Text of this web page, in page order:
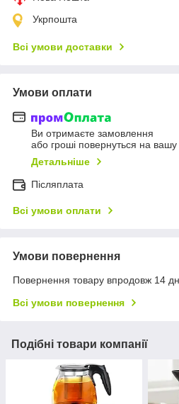
Укрпошта
Всі умови доставки
Умови оплати
Ви отримаєте замовлення
або гроші повернуться на вашу
Детальніше
Післяплата
Всі умови оплати
Умови повернення
Повернення товару впродовж 14
Всі умови повернення
Подібні товари компанії